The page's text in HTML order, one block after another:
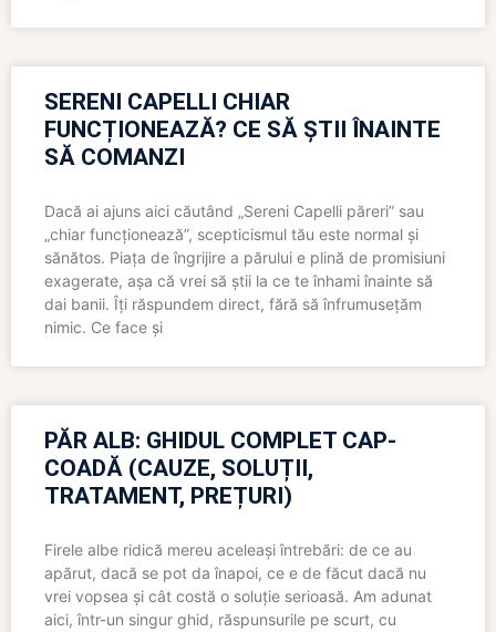
SERENI CAPELLI CHIAR
FUNCȚIONEAZĂ? CE SĂ ȘTII ÎNAINTE
SĂ COMANZI
Dacă ai ajuns aici căutând „Sereni Capelli păreri” sau
„chiar funcționează”, scepticismul tău este normal și
sănătos. Piața de îngrijire a părului e plină de promisiuni
exagerate, așa că vrei să știi la ce te înhami înainte să
dai banii. Îți răspundem direct, fără să înfrumusețăm
nimic. Ce face și
PĂR ALB: GHIDUL COMPLET CAP-
COADĂ (CAUZE, SOLUȚII,
TRATAMENT, PREȚURI)
Firele albe ridică mereu aceleași întrebări: de ce au
apărut, dacă se pot da înapoi, ce e de făcut dacă nu
vrei vopsea și cât costă o soluție serioasă. Am adunat
aici, într-un singur ghid, răspunsurile pe scurt, cu